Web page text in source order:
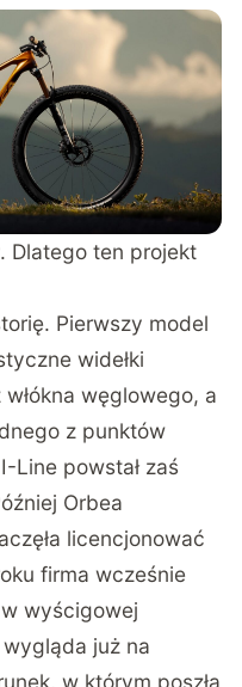
Dlatego ten projekt
Pierwszy model
widełki
węglowego, a
z punktów
Line powstał zaś
Orbea
licencjonować
firma wcześnie
w wyścigowej
już na
w którym poszła